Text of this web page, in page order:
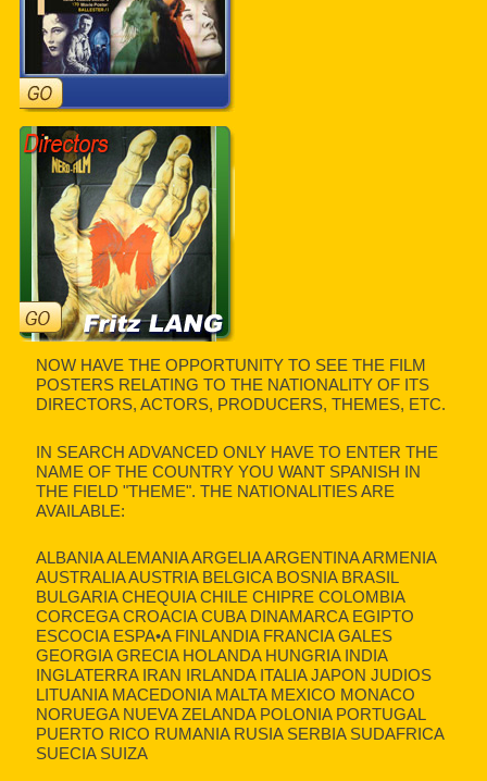
NOW HAVE THE OPPORTUNITY TO SEE THE FILM
POSTERS RELATING TO THE NATIONALITY OF ITS
DIRECTORS, ACTORS, PRODUCERS, THEMES, ETC.
IN SEARCH ADVANCED ONLY HAVE TO ENTER THE
NAME OF THE COUNTRY YOU WANT SPANISH IN
THE FIELD "THEME". THE NATIONALITIES ARE
AVAILABLE:
ALBANIA ALEMANIA ARGELIA ARGENTINA ARMENIA
AUSTRALIA AUSTRIA BELGICA BOSNIA BRASIL
BULGARIA CHEQUIA CHILE CHIPRE COLOMBIA
CORCEGA CROACIA CUBA DINAMARCA EGIPTO
ESCOCIA ESPA•A FINLANDIA FRANCIA GALES
GEORGIA GRECIA HOLANDA HUNGRIA INDIA
INGLATERRA IRAN IRLANDA ITALIA JAPON JUDIOS
LITUANIA MACEDONIA MALTA MEXICO MONACO
NORUEGA NUEVA ZELANDA POLONIA PORTUGAL
PUERTO RICO RUMANIA RUSIA SERBIA SUDAFRICA
SUECIA SUIZA